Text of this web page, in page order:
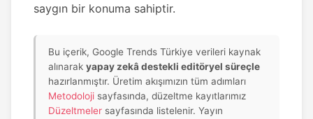
saygın bir konuma sahiptir.
Bu içerik, Google Trends Türkiye verileri kaynak
alınarak yapay zekâ destekli editöryel süreçle
hazırlanmıştır. Üretim akışımızın tüm adımları
Metodolojisayfasında, düzeltme kayıtlarımız
Düzeltmelersayfasında listelenir. Yayın